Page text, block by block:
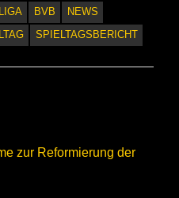
BVB
NEWS
SPIELTAGSBERICHT
zur Reformierung der